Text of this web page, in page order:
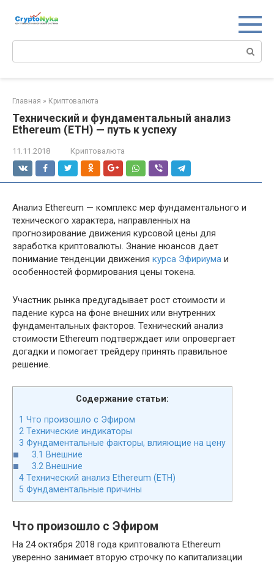
Главная » Криптовалюта
Технический и фундаментальный анализ
Ethereum (ETH) — путь к успеху
11.11.2018 Криптовалюта
Анализ Ethereum — комплекс мер фундаментального и
технического характера, направленных на
прогнозирование движения курсовой цены для
заработка криптовалюты. Знание нюансов дает
понимание тенденции движения курса Эфириума и
особенностей формирования цены токена.
Участник рынка предугадывает рост стоимости и
падение курса на фоне внешних или внутренних
фундаментальных факторов. Технический анализ
стоимости Ethereum подтверждает или опровергает
догадки и помогает трейдеру принять правильное
решение.
Содержание статьи:
1 Что произошло с Эфиром
2 Технические индикаторы
3 Фундаментальные факторы, влияющие на цену
3.1 Внешние
3.2 Внешние
4 Технический анализ Ethereum (ETH)
5 Фундаментальные причины
Что произошло с Эфиром
На 24 октября 2018 года криптовалюта Ethereum
уверенно занимает вторую строчку по капитализации